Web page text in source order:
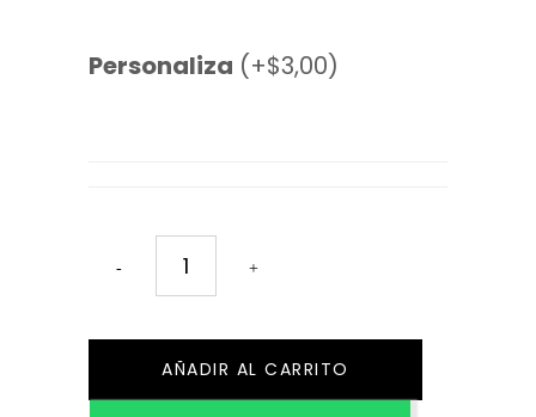
Personaliza (+$3,00)
Agenda
Diaria
Verde
AÑADIR AL CARRITO